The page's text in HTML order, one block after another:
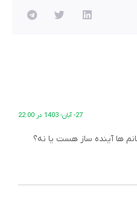
27- آبان- 1403 در 22:00
ها آینده ساز هست یا نه؟